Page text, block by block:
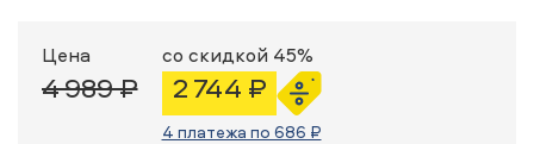
Цена
4 989 ₽
со скидкой 45%
2 744 ₽
4 платежа по 686 ₽